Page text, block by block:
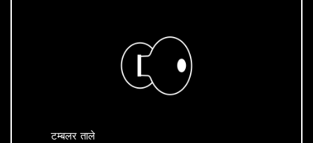
टम्बलर ताले